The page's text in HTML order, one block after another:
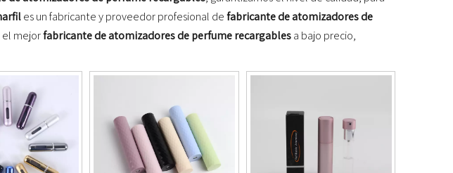
es un fabricante y proveedor profesional defabricante de atomizadores de
el mejorfabricante de atomizadores de perfume recargablesa bajo precio,